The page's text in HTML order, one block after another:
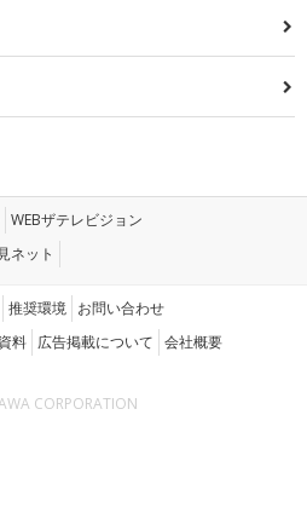
WEBザテレビジョン
ネット
推奨環境 お問い合わせ
料 広告掲載について 会社概要
CORPORATION